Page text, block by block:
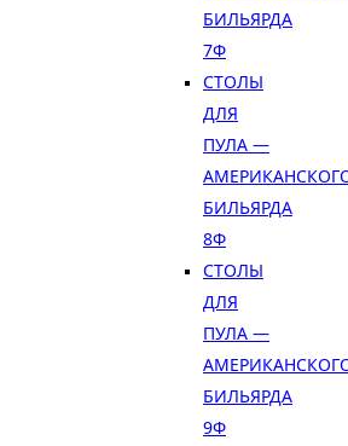
БИЛЬЯРДА
7Ф
СТОЛЫ
ДЛЯ
ПУЛА —
БИЛЬЯРДА
8Ф
СТОЛЫ
ДЛЯ
ПУЛА —
БИЛЬЯРДА
9Ф